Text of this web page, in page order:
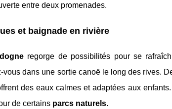
entre deux promenades.
et baignade en rivière
regorge de possibilités pour se
vous dans une sortie canoë le long des rives.
des eaux calmes et adaptées aux
de certains parcs naturels.